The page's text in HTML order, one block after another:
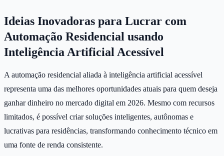
Ideias Inovadoras para Lucrar com
Automação Residencial usando
Inteligência Artificial Acessível
A automação residencial aliada à inteligência artificial acessível
representa uma das melhores oportunidades atuais para quem deseja
ganhar dinheiro no mercado digital em 2026. Mesmo com recursos
limitados, é possível criar soluções inteligentes, autônomas e
lucrativas para residências, transformando conhecimento técnico em
uma fonte de renda consistente.